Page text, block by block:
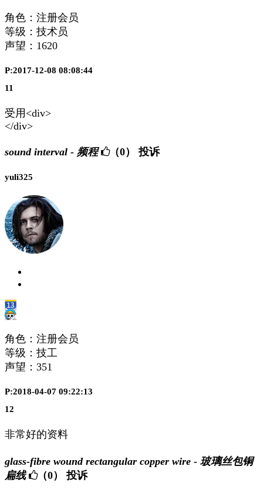
角色：注册会员
等级：技术员
声望： 1620
P:2017-12-08 08:08:44
11
受用<div>
</div>
sound interval - 频程 （0） 投诉
yuli325
角色：注册会员
等级：技工
声望： 351
P:2018-04-07 09:22:13
12
非常好的资料
glass-fibre wound rectangular copper wire - 玻璃丝包铜
扁线
（0） 投诉